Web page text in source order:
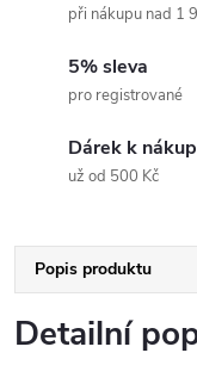
při nákupu nad 1
5% sleva
pro registrované
Dárek k
už od 500 Kč
Popis produktu
Detailní